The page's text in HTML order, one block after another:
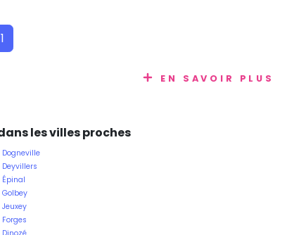
1
EN SAVOIR PLUS
les villes proches